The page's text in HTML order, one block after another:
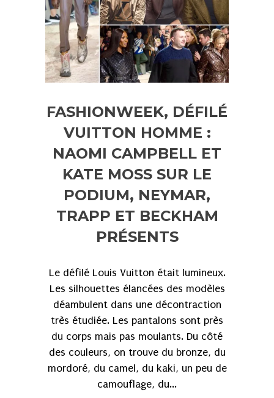
FASHIONWEEK, DÉFILÉ
VUITTON HOMME :
NAOMI CAMPBELL ET
KATE MOSS SUR LE
PODIUM, NEYMAR,
TRAPP ET BECKHAM
PRÉSENTS
Le défilé Louis Vuitton était lumineux.
Les silhouettes élancées des modèles
déambulent dans une décontraction
très étudiée. Les pantalons sont près
du corps mais pas moulants. Du côté
des couleurs, on trouve du bronze, du
mordoré, du camel, du kaki, un peu de
camouflage, du...